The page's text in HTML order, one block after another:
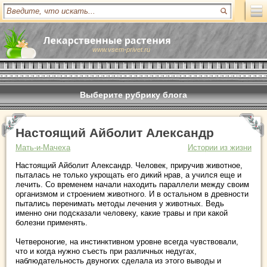
www.vsem-privet.ru
Выберите рубрику блога
Настоящий Айболит Александр
Мать-и-Мачеха
Истории из жизни
Настоящий Айболит Александр. Человек, приручив животное,
пыталась не только укрощать его дикий нрав, а учился еще и
лечить. Со временем начали находить параллели между своим
организмом и строением животного. И в остальном в древности
пытались перенимать методы лечения у животных. Ведь
именно они подсказали человеку, какие травы и при какой
болезни применять.
Четвероногие, на инстинктивном уровне всегда чувствовали,
что и когда нужно съесть при различных недугах,
наблюдательность двуногих сделала из этого выводы и